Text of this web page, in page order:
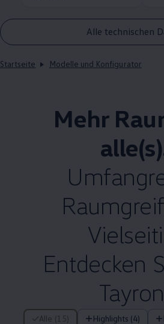
Alle technischen
Startseite Modelle und Konfigurator
Mehr
Entdecken
Alle (15) Highlights (4)
15 von 15 Details